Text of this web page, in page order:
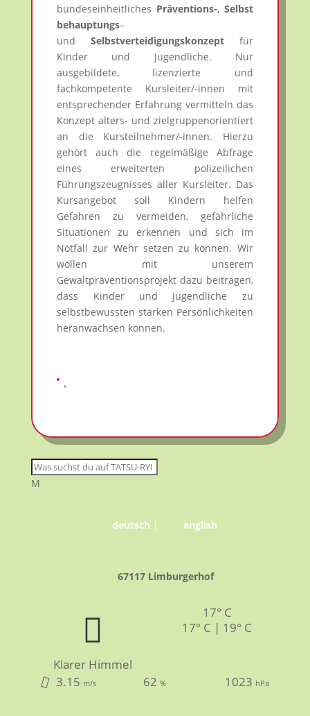
bundeseinheitliches Präventions-, Selbst
behauptungs–
und Selbstverteidigungskonzeptfür
Kinder und Jugendliche. Nur
ausgebildete, lizenzierte und
fachkompetente Kursleiter/-innen mit
entsprechender Erfahrung vermitteln das
Konzept alters- und zielgruppenorientiert
an die Kursteilnehmer/-innen. Hierzu
gehört auch die regelmäßige Abfrage
eines erweiterten polizeilichen
Führungszeugnisses aller Kursleiter. Das
Kursangebot soll Kindern helfen
Gefahren zu vermeiden, gefährliche
Situationen zu erkennen und sich im
Notfall zur Wehr setzen zu können. Wir
wollen mit unserem
Gewaltpräventionsprojekt dazu beitragen,
dass Kinder und Jugendliche zu
selbstbewussten starken Persönlichkeiten
heranwachsen können.
M
deutsch | english
67117 Limburgerhof
Klarer Himmel
17° C
17° C | 19° C
3.15 m/s 62% 1023 hPa